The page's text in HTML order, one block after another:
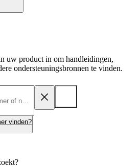
uw product in om handleidingen,
ondersteuningsbronnen te vinden.
vinden?